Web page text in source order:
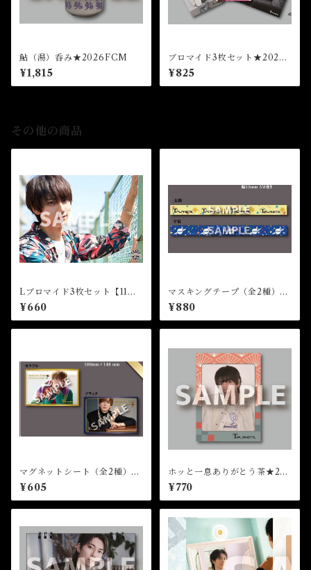
鮎（湯）呑み★2026FCM
¥1,815
ブロマイド3枚セット★2026F
CM
¥825
その他の商品
Lブロマイド3枚セット【11】
★芸能20周年
¥660
マスキングテープ（全2種）★
35th Birthday Event
¥880
マグネットシート（全2種）★
35th Birthday Event
¥605
ホッと一息ありがとう茶★202
6FCM
¥770